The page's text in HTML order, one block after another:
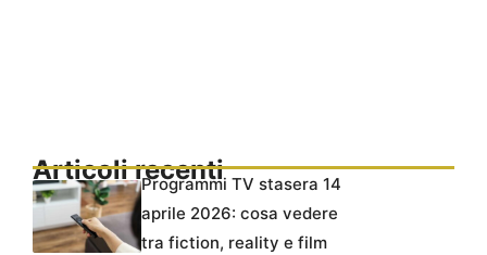
Articoli recentiProgrammi TV stasera 14
aprile 2026: cosa vedere
tra fiction, reality e film